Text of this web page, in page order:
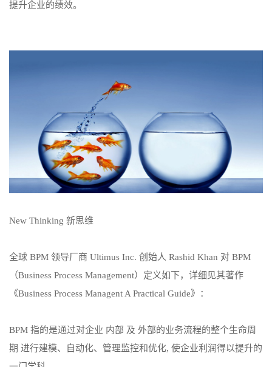
提升企业的绩效。
New Thinking 新思维
全球 BPM 领导厂商 Ultimus Inc. 创始人 Rashid Khan 对 BPM
（Business Process Management）定义如下，详细见其著作
《Business Process Managent A Practical Guide》：
BPM 指的是通过对企业 内部 及 外部的业务流程的整个生命周
期 进行建模、自动化、管理监控和优化, 使企业利润得以提升的